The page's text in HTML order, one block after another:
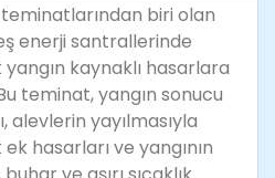
teminatlarından biri olan
enerji santrallerinde
kaynaklı hasarlara
teminat, yangın sonucu
alevlerin yayılmasıyla
hasarları ve yangının